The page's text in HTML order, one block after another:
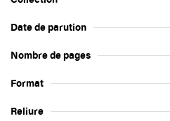
Date de parution
Nombre de pages
Format
Reliure